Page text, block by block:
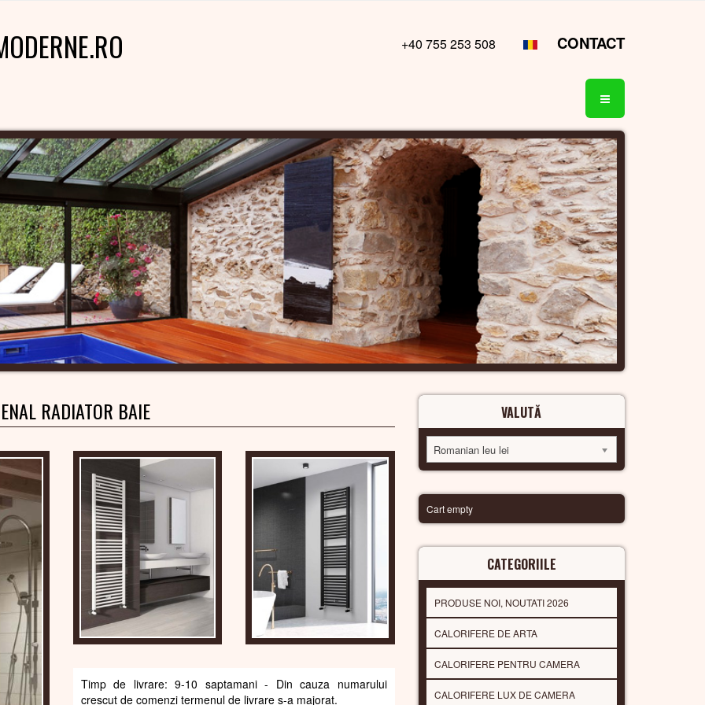
+40 755 253 508 CONTACT
RADIATOR BAIE
Timp de livrare: 9-10 saptamani - Din cauza numarului
crescut de comenzi termenul de livrare s-a majorat.
VALUTĂ
Romanian leu lei
Cart empty
CATEGORIILE
PRODUSE NOI, NOUTATI 2026
CALORIFERE DE ARTA
CALORIFERE PENTRU CAMERA
CALORIFERE LUX DE CAMERA